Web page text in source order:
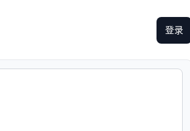
登录